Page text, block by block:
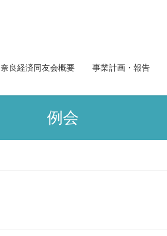
奈良経済同友会概要 事業計画・報告
例会